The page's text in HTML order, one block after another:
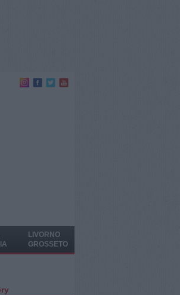
LIVORNO
GROSSETO